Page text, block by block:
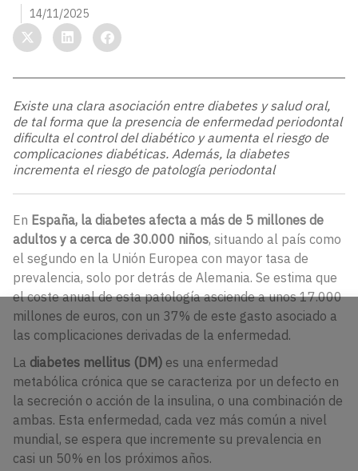
14/11/2025
Existe una clara asociación entre diabetes y salud oral,
de tal forma que la presencia de enfermedad periodontal
dificulta el control del diabético y aumenta el riesgo de
complicaciones diabéticas. Además, la diabetes
incrementa el riesgo de patología periodontal
En España, la diabetes afecta a más de 5 millones de
adultos y a cerca de 30.000 niños, situando al país como
el segundo en la Unión Europea con mayor tasa de
prevalencia, solo por detrás de Alemania. Se estima que
el coste anual de esta patología asciende a unos 17.000
millones de euros, con un 37% de este gasto asociado a
las complicaciones derivadas de la enfermedad.
La diabetes mellitus (DM) es una enfermedad
metabólica crónica que se caracteriza por un defecto en
la secreción o acción de la insulina, o una combinación de
ambas. Esta enfermedad, cada vez más común a nivel
mundial, se espera que incremente su prevalencia en
casi un 50% en los próximos años.